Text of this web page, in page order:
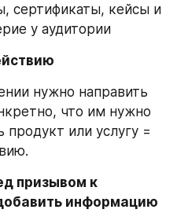
сертификаты, кейсы и
у аудитории⠀
нужно направить
что им нужно
продукт или услугу =
призывом к
информацию